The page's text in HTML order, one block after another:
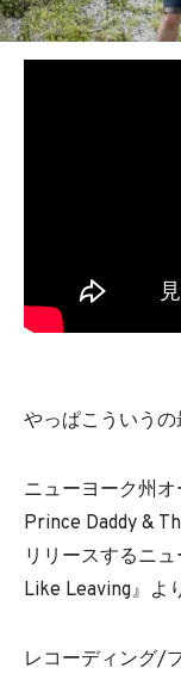
やっぱこういうの
ニューヨーク州
Prince Daddy &
リリースするニ
Like Leaving』よ
レコーディング/